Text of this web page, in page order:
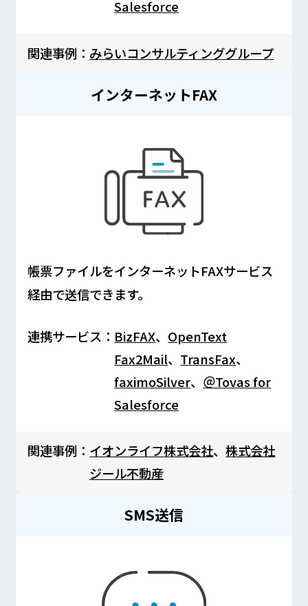
Salesforce
関連事例： みらいコンサルティンググループ
インターネットFAX
帳票ファイルをインターネットFAXサービス
経由で送信できます。
連携サービス： BizFAX、 OpenText
Fax2Mail、 TransFax、
faximoSilver、 ＠Tovas for
Salesforce
関連事例： イオンライフ株式会社、株式会社
ジール不動産
SMS送信